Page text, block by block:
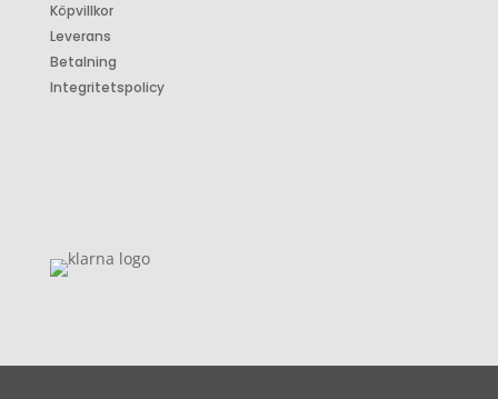
Köpvillkor
Leverans
Betalning
Integritetspolicy